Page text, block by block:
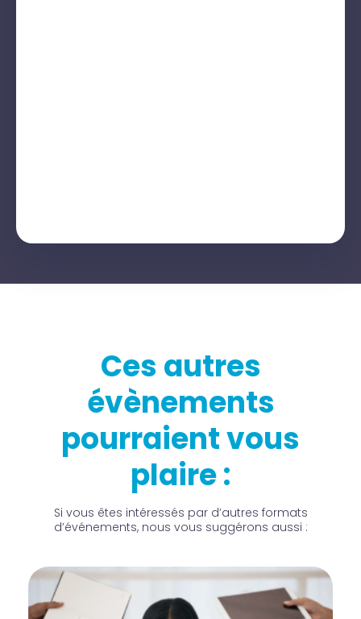
Ces autres
évènements
pourraient vous
plaire :
Si vous êtes intéressés par d’autres formats
d’événements, nous vous suggérons aussi :